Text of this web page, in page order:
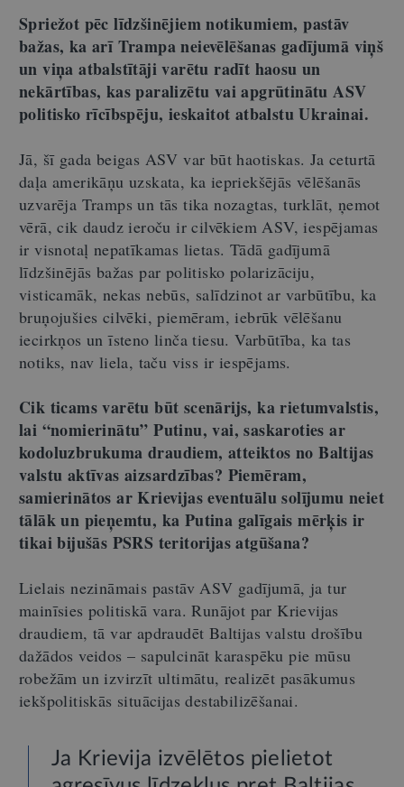
Spriežot pēc līdzšinējiem notikumiem, pastāv
bažas, ka arī Trampa neievēlēšanas gadījumā viņš
un viņa atbalstītāji varētu radīt haosu un
nekārtības, kas paralizētu vai apgrūtinātu ASV
politisko rīcībspēju, ieskaitot atbalstu Ukrainai.
Jā, šī gada beigas ASV var būt haotiskas. Ja ceturtā
daļa amerikāņu uzskata, ka iepriekšējās vēlēšanās
uzvarēja Tramps un tās tika nozagtas, turklāt, ņemot
vērā, cik daudz ieroču ir cilvēkiem ASV, iespējamas
ir visnotaļ nepatīkamas lietas. Tādā gadījumā
līdzšinējās bažas par politisko polarizāciju,
visticamāk, nekas nebūs, salīdzinot ar varbūtību, ka
bruņojušies cilvēki, piemēram, iebrūk vēlēšanu
iecirkņos un īsteno linča tiesu. Varbūtība, ka tas
notiks, nav liela, taču viss ir iespējams.
Cik ticams varētu būt scenārijs, ka rietumvalstis,
lai “nomierinātu” Putinu, vai, saskaroties ar
kodoluzbrukuma draudiem, atteiktos no Baltijas
valstu aktīvas aizsardzības? Piemēram,
samierinātos ar Krievijas eventuālu solījumu neiet
tālāk un pieņemtu, ka Putina galīgais mērķis ir
tikai bijušās PSRS teritorijas atgūšana?
Lielais nezināmais pastāv ASV gadījumā, ja tur
mainīsies politiskā vara. Runājot par Krievijas
draudiem, tā var apdraudēt Baltijas valstu drošību
dažādos veidos – sapulcināt karaspēku pie mūsu
robežām un izvirzīt ultimātu, realizēt pasākumus
iekšpolitiskās situācijas destabilizēšanai.
Ja Krievija izvēlētos pielietot